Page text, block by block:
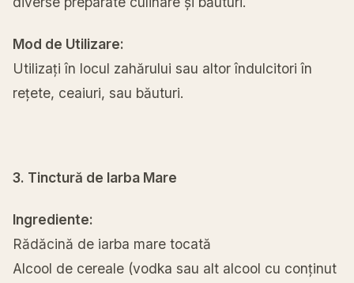
Mod de Utilizare:
Utilizați în locul zahărului sau altor îndulcitori în
rețete, ceaiuri, sau băuturi.
3. Tinctură de Iarba Mare
Ingrediente:
Rădăcină de iarba mare tocată
Alcool de cereale (vodka sau alt alcool cu conținut